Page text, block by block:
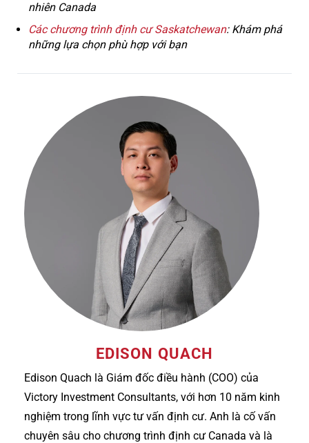
nhiên Canada
Các chương trình định cư Saskatchewan: Khám phá
những lựa chọn phù hợp với bạn
EDISON QUACH
Edison Quach là Giám đốc điều hành (COO) của
Victory Investment Consultants, với hơn 10 năm kinh
nghiệm trong lĩnh vực tư vấn định cư. Anh là cố vấn
chuyên sâu cho chương trình định cư Canada và là